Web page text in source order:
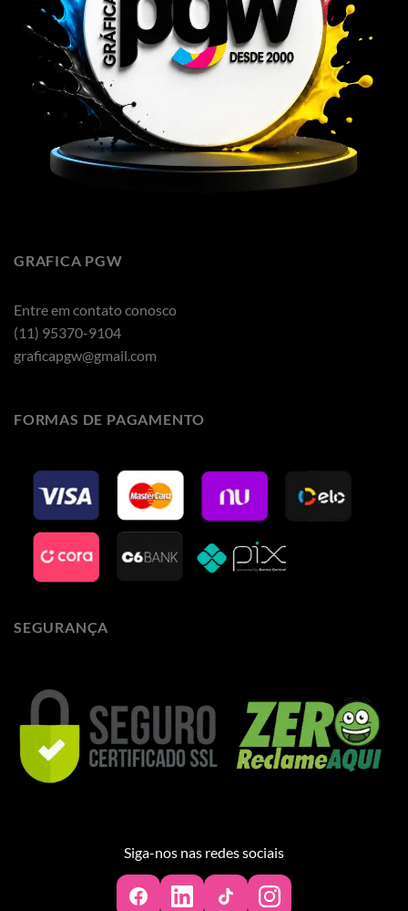
GRAFICA PGW
Entre em contato conosco
(11) 95370-9104
graficapgw@gmail.com
FORMAS DE PAGAMENTO
SEGURANÇA
Siga-nos nas redes sociais